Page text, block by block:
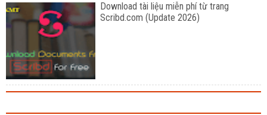
Download tài liệu miễn phí từ trang
Scribd.com (Update 2026)